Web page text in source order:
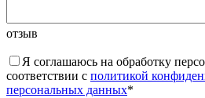
отзыв
Я соглашаюсь на обработку
соответствии с политикой
персональных данных*